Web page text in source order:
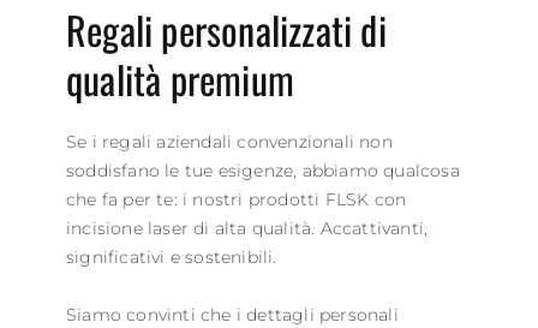
Regali personalizzati di
qualità premium
Se i regali aziendali convenzionali non
soddisfano le tue esigenze, abbiamo qualcosa
che fa per te: i nostri prodotti FLSK con
incisione laser di alta qualità. Accattivanti,
significativi e sostenibili.
Siamo convinti che i dettagli personali